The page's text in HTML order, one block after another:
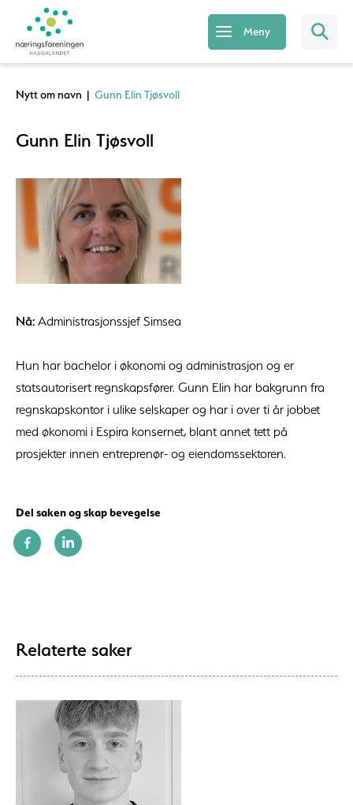
Meny
Nytt om navn | Gunn Elin Tjøsvoll
Gunn Elin Tjøsvoll
Nå: Administrasjonssjef Simsea
Hun har bachelor i økonomi og administrasjon og er
statsautorisert regnskapsfører. Gunn Elin har bakgrunn fra
regnskapskontor i ulike selskaper og har i over ti år jobbet
med økonomi i Espira konsernet, blant annet tett på
prosjekter innen entreprenør- og eiendomssektoren.
Del saken og skap bevegelse
Relaterte saker